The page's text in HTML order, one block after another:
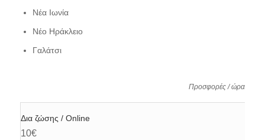
Νέα Ιωνία
Νέο Ηράκλειο
Γαλάτσι
Προσφορές / ώρα
Δια ζώσης / Online
10€